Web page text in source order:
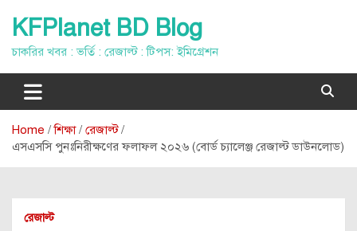
content
KFPlanet BD Blog
চাকরির খবর : ভর্তি : রেজাল্ট : টিপস: ইমিগ্রেশন
Home শিক্ষা
রেজাল্ট
এসএসসি পুনঃনিরীক্ষণের ফলাফল ২০২৬ (বোর্ড চ্যালেঞ্জ রেজাল্ট ডাউনলোড)
রেজাল্ট